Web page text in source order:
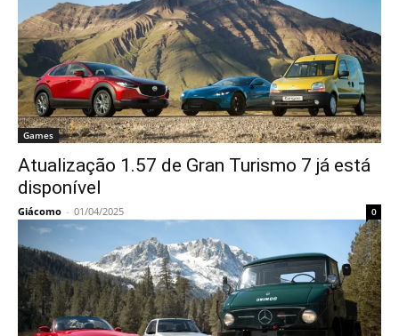
Games
Atualização 1.57 de Gran Turismo 7 já está
disponível
Giácomo - 01/04/2025 0